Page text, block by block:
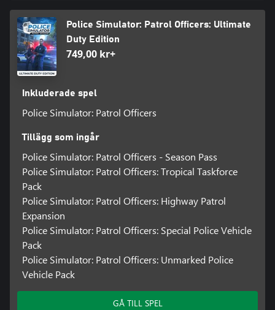
Police Simulator: Patrol Officers: Ultimate
Duty Edition
749,00 kr+
Inkluderade spel
Police Simulator: Patrol Officers
Tillägg som ingår
Police Simulator: Patrol Officers - Season Pass
Police Simulator: Patrol Officers: Tropical Taskforce
Pack
Police Simulator: Patrol Officers: Highway Patrol
Expansion
Police Simulator: Patrol Officers: Special Police Vehicle
Pack
Police Simulator: Patrol Officers: Unmarked Police
Vehicle Pack
GÅ TILL SPEL